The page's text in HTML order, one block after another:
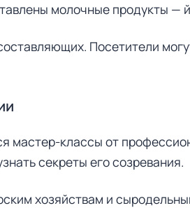
молочные продукты —
Посетители
мастер-классы от
секреты его созревания.
хозяйствам и